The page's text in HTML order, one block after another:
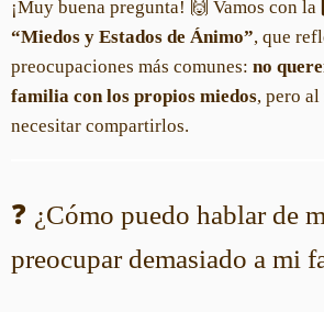
¡Muy buena pregunta! 🙌 Vamos con la
“Miedos y Estados de Ánimo”, que
preocupaciones más comunes: no
familia con los propios miedos, pero
necesitar compartirlos.
❓ ¿Cómo puedo hablar de
preocupar demasiado a mi